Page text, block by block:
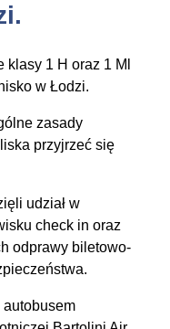
1 H oraz 1 Ml
w Łodzi.
zasady
przyjrzeć się
udział w
check in oraz
odprawy biletowo-